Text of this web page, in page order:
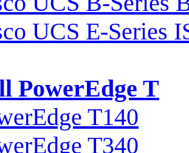
UCS E-Series
PowerEdge T
T140
T340